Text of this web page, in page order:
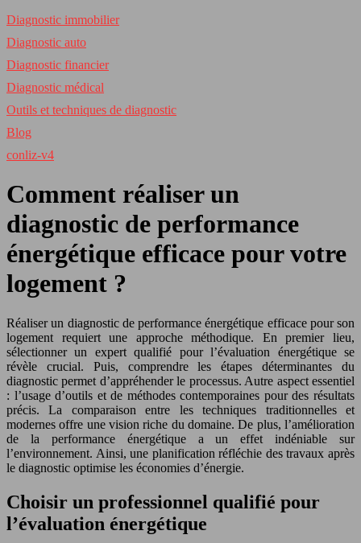
Diagnostic immobilier
Diagnostic auto
Diagnostic financier
Diagnostic médical
Outils et techniques de diagnostic
Blog
conliz-v4
Comment réaliser un
diagnostic de performance
énergétique efficace pour votre
logement ?
Réaliser un diagnostic de performance énergétique efficace pour son
logement requiert une approche méthodique. En premier lieu,
sélectionner un expert qualifié pour l’évaluation énergétique se
révèle crucial. Puis, comprendre les étapes déterminantes du
diagnostic permet d’appréhender le processus. Autre aspect essentiel
: l’usage d’outils et de méthodes contemporaines pour des résultats
précis. La comparaison entre les techniques traditionnelles et
modernes offre une vision riche du domaine. De plus, l’amélioration
de la performance énergétique a un effet indéniable sur
l’environnement. Ainsi, une planification réfléchie des travaux après
le diagnostic optimise les économies d’énergie.
Choisir un professionnel qualifié pour
l’évaluation énergétique